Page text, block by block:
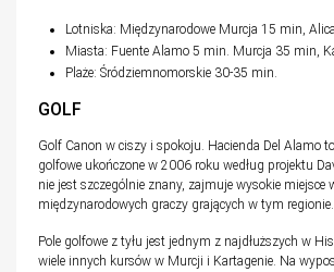
Lotniska: Międzynarodowe Murcja 15 min,
Miasta: Fuente Alamo 5 min. Murcja 35 min,
Plaże: Śródziemnomorskie 30-35 min.
GOLF
Golf Canon w ciszy i spokoju. Hacienda Del Alamo
golfowe ukończone w 2006 roku według projektu
nie jest szczególnie znany, zajmuje wysokie miejsce
międzynarodowych graczy grających w tym regionie.
Pole golfowe z tyłu jest jednym z najdłuższych w
wiele innych kursów w Murcji i Kartagenie. Na